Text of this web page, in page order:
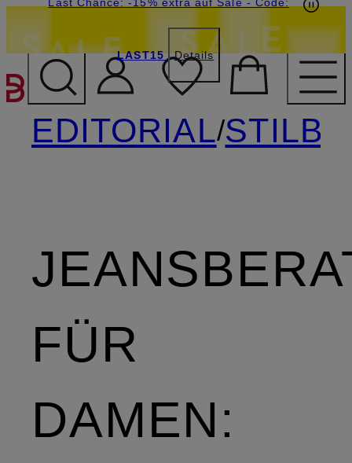
ZUM HAUPTINHALT
LAST15 Details
EDITORIAL/
FÜR
DAMEN: